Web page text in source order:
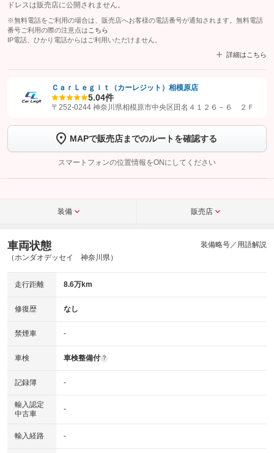
ドレスは販売店に公開されません。
※無料電話をご利用の場合は、販売店へお客様の電話番号が通知されます。無料電話
番号ご利用の際の注意点は こちら
IP電話、ひかり電話からはご利用いただけません。
詳細はこちら
【STEP1】
認証画面でグーネットを友だち追加してから「許可する」ボタンを押
トーク画面で
ボタンをタップして問い合わせを
完了してください。
こちら
ＣａｒＬｅｇｉｔ（カーレジット）相模原店
5.04件
〒252-0244 神奈川県相模原市中央区田名４１２６－６ ２Ｆ
MAPで販売店までのルートを確認する
スマートフォンの位置情報をONにしてください
装備 販売店
車両状態
（ホンダオデッセイ 神奈川県）
装備略号／用語解説
走行距離 8.6万km
修復歴 なし
禁煙車 -
車検 車検整備付 ?
記録簿 -
輸入認定
中古車
-
輸入経路 -